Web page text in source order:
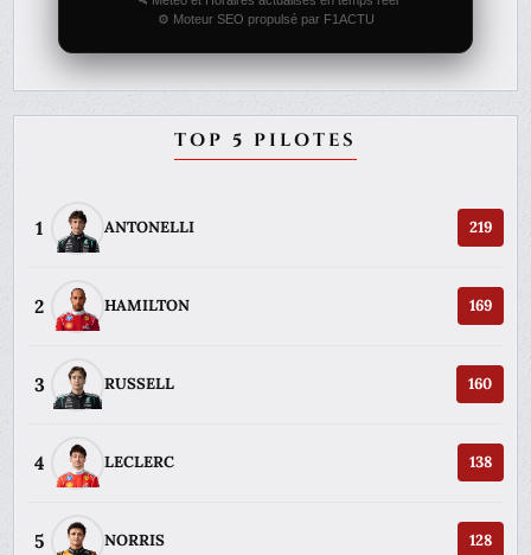
⚙️ Moteur SEO propulsé par F1ACTU
TOP 5 PILOTES
1 ANTONELLI 219
2 HAMILTON 169
3 RUSSELL 160
4 LECLERC 138
5 NORRIS 128